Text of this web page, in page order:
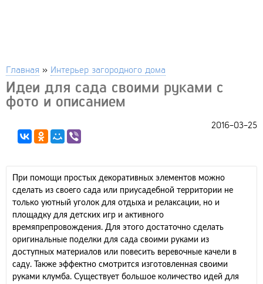
Главная » Интерьер загородного дома
Идеи для сада своими руками с
фото и описанием
2016-03-25
При помощи простых декоративных элементов можно
сделать из своего сада или приусадебной территории не
только уютный уголок для отдыха и релаксации, но и
площадку для детских игр и активного
времяпрепровождения. Для этого достаточно сделать
оригинальные поделки для сада своими руками из
доступных материалов или повесить веревочные качели в
саду. Также эффектно смотрится изготовленная своими
руками клумба. Существует большое количество идей для